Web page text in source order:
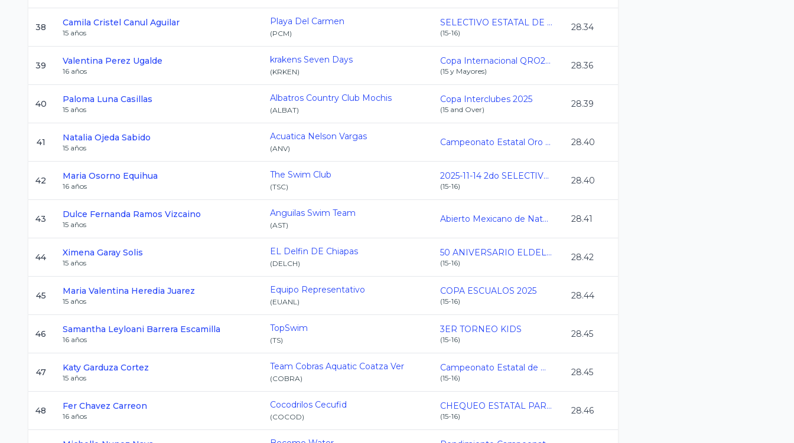
38 Camila Cristel Canul Aguilar
15 años
Playa Del Carmen
(PCM)
SELECTIVO ESTATAL DE NATACION C.C. 2025
(15-16)
28.34
39 Valentina Perez Ugalde
16 años
krakens Seven Days
(KRKEN)
Copa Internacional QRO2025 CC
(15 y Mayores)
28.36
40 Paloma Luna Casillas
15 años
Albatros Country Club Mochis
(ALBAT)
Copa Interclubes 2025
(15 and Over)
28.39
41 Natalia Ojeda Sabido
15 años
Acuatica Nelson Vargas
(ANV)
Campeonato Estatal Oro Juvenil C.C. 2025-2026 28.40
42 Maria Osorno Equihua
16 años
The Swim Club
(TSC)
2025-11-14 2do SELECTIVO A NACIONALES DE CC
(15-16)
28.40
43 Dulce Fernanda Ramos Vizcaino
15 años
Anguilas Swim Team
(AST)
Abierto Mexicano de Natacion 2025 28.41
44 Ximena Garay Solis
15 años
EL Delfin DE Chiapas
(DELCH)
50 ANIVERSARIO ELDELFIN DE CHIAPAS2025
(15-16)
28.42
45 Maria Valentina Heredia Juarez
15 años
Equipo Representativo
(EUANL)
COPA ESCUALOS 2025
(15-16)
28.44
46 Samantha Leyloani Barrera Escamilla
16 años
TopSwim
(TS)
3ER TORNEO KIDS
(15-16)
28.45
47 Katy Garduza Cortez
15 años
Team Cobras Aquatic Coatza Ver
(COBRA)
Campeonato Estatal de Natacion Oaxaca CC
(15-16)
28.45
48 Fer Chavez Carreon
16 años
Cocodrilos Cecufid
(COCOD)
CHEQUEO ESTATAL PARA EL SELECTIVO A J.C. 2025
(15-16)
28.46